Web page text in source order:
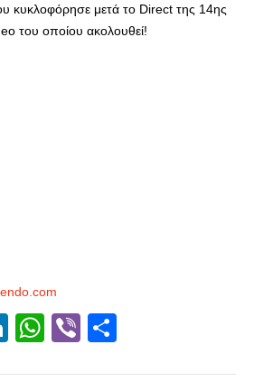
κυκλοφόρησε μετά το Direct της 14ης
του οποίου ακολουθεί!
LinkedIn
WhatsApp
Viber